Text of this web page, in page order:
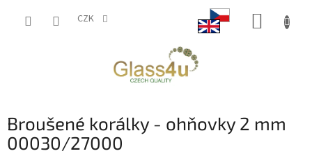
CZK
Broušené korálky - ohňovky 2 mm
00030/27000